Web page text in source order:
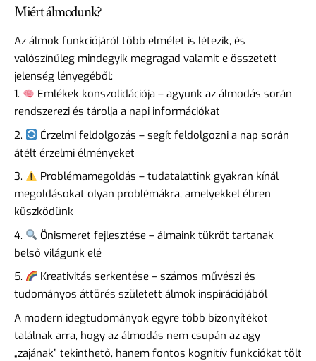
Miért álmodunk?
Az álmok funkciójáról több elmélet is létezik, és
valószínűleg mindegyik megragad valamit e összetett
jelenség lényegéből:
Emlékek konszolidációja – agyunk az álmodás során
rendszerezi és tárolja a napi információkat
Érzelmi feldolgozás – segít feldolgozni a nap során
átélt érzelmi élményeket
Problémamegoldás – tudatalattink gyakran kínál
megoldásokat olyan problémákra, amelyekkel ébren
küszködünk
Önismeret fejlesztése – álmaink tükröt tartanak
belső világunk elé
Kreativitás serkentése – számos művészi és
tudományos áttörés született álmok inspirációjából
A modern idegtudományok egyre több bizonyítékot
találnak arra, hogy az álmodás nem csupán az agy
„zajának” tekinthető, hanem fontos kognitív funkciókat tölt